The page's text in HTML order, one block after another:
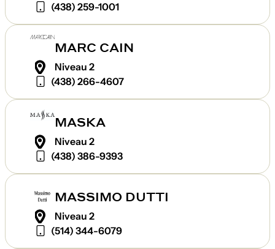
(438) 259-1001
MARC CAIN
Niveau 2
(438) 266-4607
MASKA
Niveau 2
(438) 386-9393
MASSIMO DUTTI
Niveau 2
(514) 344-6079